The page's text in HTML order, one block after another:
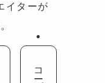
イターが
コーダー